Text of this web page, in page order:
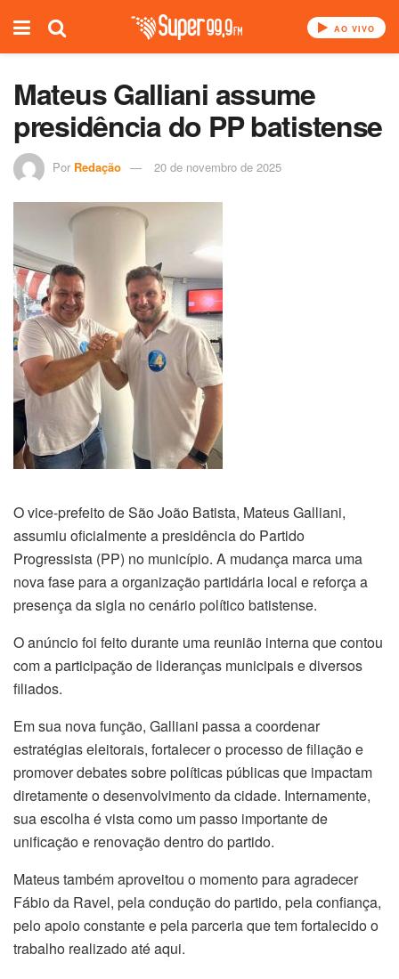
AO VIVO
Mateus Galliani assume
presidência do PP batistense
Por Redação 20 de novembro de 2025
O vice-prefeito de São João Batista, Mateus Galliani,
assumiu oficialmente a presidência do Partido
Progressista (PP) no município. A mudança marca uma
nova fase para a organização partidária local e reforça a
presença da sigla no cenário político batistense.
O anúncio foi feito durante uma reunião interna que contou
com a participação de lideranças municipais e diversos
filiados.
Em sua nova função, Galliani passa a coordenar
estratégias eleitorais, fortalecer o processo de filiação e
promover debates sobre políticas públicas que impactam
diretamente o desenvolvimento da cidade. Internamente,
sua escolha é vista como um passo importante de
unificação e renovação dentro do partido.
Mateus também aproveitou o momento para agradecer
Fábio da Ravel, pela condução do partido, pela confiança,
pelo apoio constante e pela parceria que tem fortalecido o
trabalho realizado até aqui.